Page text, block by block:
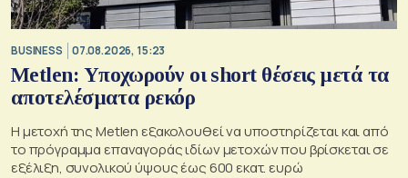
BUSINESS 07.08.2026, 15:23
Metlen: Υποχωρούν οι short θέσεις μετά τα
αποτελέσματα ρεκόρ
Η μετοχή της Metlen εξακολουθεί να υποστηρίζεται και από
το πρόγραμμα επαναγοράς ιδίων μετοχών που βρίσκεται σε
εξέλιξη, συνολικού ύψους έως 600 εκατ. ευρώ